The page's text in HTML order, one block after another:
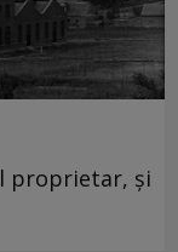
proprietar, și